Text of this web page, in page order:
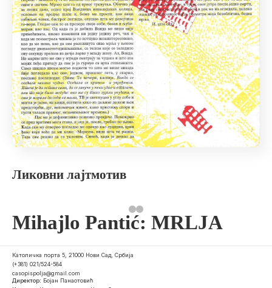
Ликовни лајтмотив
Mihajlo Pantić: MRLJA
Католичка порта 5, 21000 Нови Сад, Србија
(+381) 021/524-584
casopispolja@gmail.com
Директор: Бојан Панаотовић